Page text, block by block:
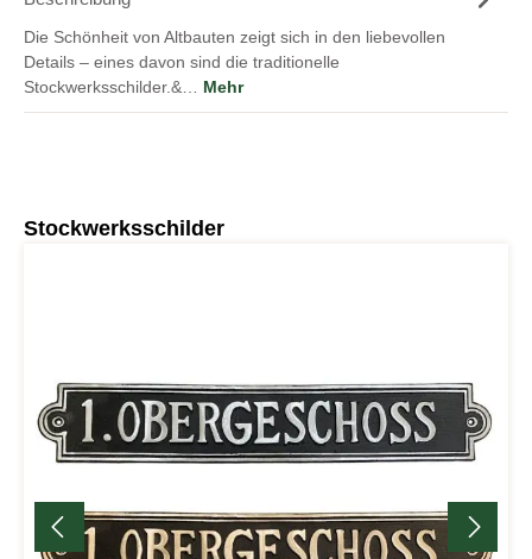
Die Schönheit von Altbauten zeigt sich in den liebevollen
Details – eines davon sind die traditionelle
Stockwerksschilder.&… Mehr
Produktgalerie überspringen
Stockwerksschilder